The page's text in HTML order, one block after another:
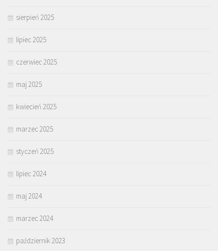
sierpień 2025
lipiec 2025
czerwiec 2025
maj 2025
kwiecień 2025
marzec 2025
styczeń 2025
lipiec 2024
maj 2024
marzec 2024
październik 2023